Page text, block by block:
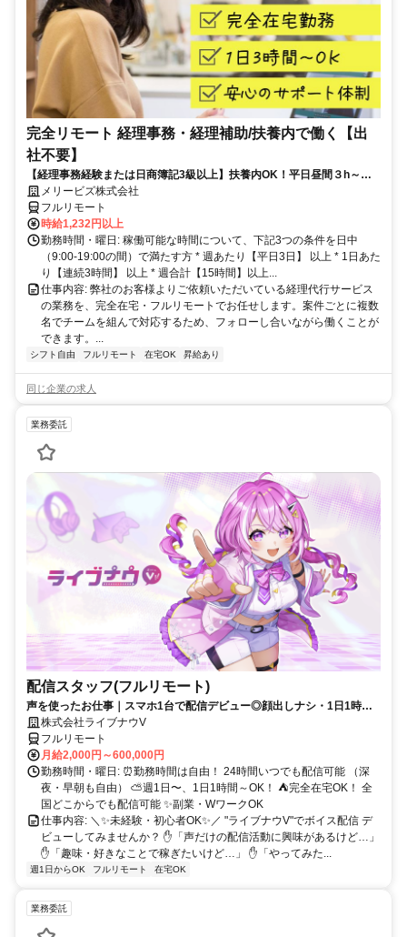
完全リモート 経理事務・経理補助/扶養内で働く【出
社不要】
【経理事務経験または日商簿記3級以上】扶養内OK！平日昼間３h～。
完全在宅で育児・介護中の方も大歓迎♪
メリービズ株式会社
フルリモート
時給1,232円以上
勤務時間・曜日: 稼働可能な時間について、下記3つの条件を日中
（9:00-19:00の間）で満たす方 * 週あたり【平日3日】 以上 * 1日あた
り【連続3時間】 以上 * 週合計【15時間】以上...
仕事内容: 弊社のお客様よりご依頼いただいている経理代行サービス
の業務を、完全在宅・フルリモートでお任せします。案件ごとに複数
名でチームを組んで対応するため、フォローし合いながら働くことが
できます。...
シフト自由 フルリモート 在宅OK 昇給あり
同じ企業の求人
業務委託
配信スタッフ(フルリモート)
声を使ったお仕事｜スマホ1台で配信デビュー◎顔出しナシ・1日1時間
～OK♪
株式会社ライブナウV
フルリモート
月給2,000円～600,000円
勤務時間・曜日: ⏰勤務時間は自由！ 24時間いつでも配信可能 （深
夜・早朝も自由） ⛅週1日〜、1日1時間～OK！ ⛺完全在宅OK！ 全
国どこからでも配信可能 ✨副業・WワークOK
仕事内容: ＼✨未経験・初心者OK✨／ "ライブナウV"でボイス配信 デ
ビューしてみませんか？ ✋「声だけの配信活動に興味があるけど…」
✋「趣味・好きなことで稼ぎたいけど…」 ✋「やってみた...
週1日からOK フルリモート 在宅OK
業務委託